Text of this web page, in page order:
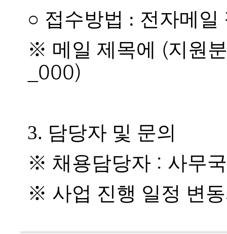
○ 접수방법 : 전자메일
※ 메일 제목에 (지원
_000)
3. 담당자 및 문의
※ 채용담당자 : 사무
※ 사업 진행 일정 변